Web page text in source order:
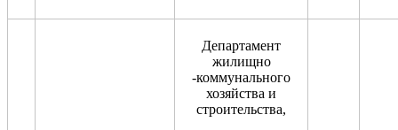
Департамент
жилищно
-коммунального
хозяйства и
строительства,